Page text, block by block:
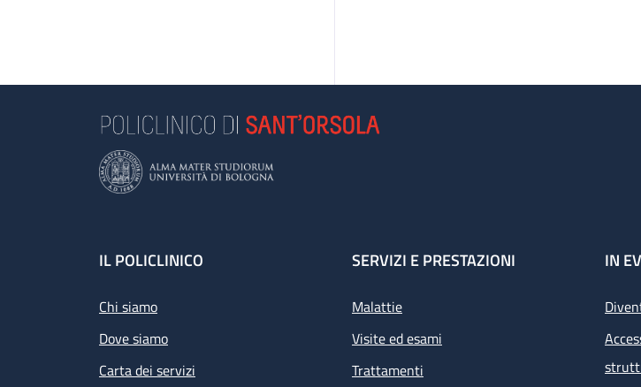
Footer
IL POLICLINICO
Chi siamo
Dove siamo
Carta dei servizi
SERVIZI E PRESTAZIONI
Malattie
Visite ed esami
Trattamenti
IN